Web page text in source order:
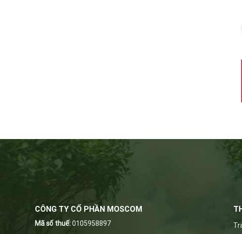
CÔNG TY CỔ PHẦN MOSCOM
Mã số thuế:0105958897